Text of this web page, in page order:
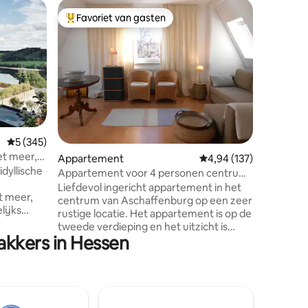
Gemiddelde beoordeling van 5 uit 5, 345 recensies
5 (345)
meer,
meer,
e-
in de
van
Topfavoriet van gasten
Favoriet van gasten
Appartement Gemiddelde
4,94 (137)
Appartement voor 4 personen centrum
Aschaffenburg
Liefdevol ingericht appartement in het
centrum van Aschaffenburg op een zeer
rustige locatie. Het appartement is op de
tweede verdieping en het uitzicht is
fantastisch. Slechts 900 m van
treinstation Aschaffenburg, 500 m naar
in Hessen